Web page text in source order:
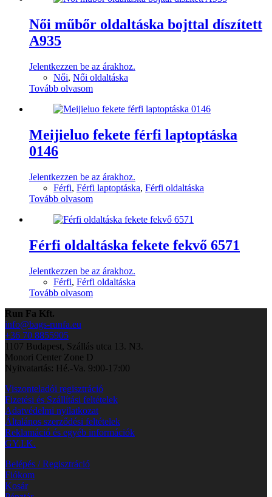
Női műbőr oldaltáska bojttal díszített
A935
Jelentkezzen be az árakhoz.
Női, Női oldaltáska
Tovább olvasom
Meijieluo fekete férfi laptoptáska
0146
Jelentkezzen be az árakhoz.
Férfi, Férfi laptoptáska, Férfi oldaltáska
Tovább olvasom
Férfi oldaltáska fekete fekvő 6571
Jelentkezzen be az árakhoz.
Férfi, Férfi oldaltáska
Tovább olvasom
Run Fa Kft.
info@bags-runfa.eu
+36 70 8855905
1107 Budapest, Szállás utca 13. N3.
Monori Center Zone D
Nyitvatartás: Hé.-Va. 9:00-17:00
Viszonteladói regisztráció
Fizetési és Szállítási feltételek
Adatvédelmi nyilatkozat
Általános szerződési feltételek
Reklamáció és egyéb információk
GY.I.K.
Belépés / Regisztráció
Fiókom
Kosár